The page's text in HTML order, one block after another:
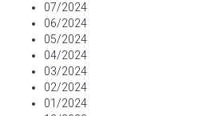
07/2024
06/2024
05/2024
04/2024
03/2024
02/2024
01/2024